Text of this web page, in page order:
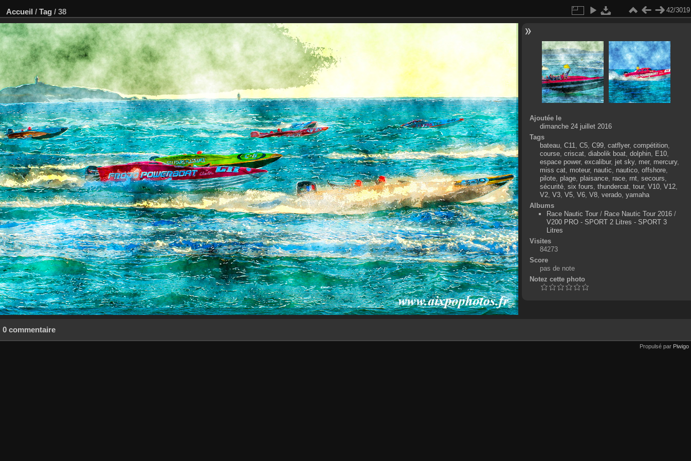
Accueil / Tag / 38 42/3019
Ajoutée le
dimanche 24 juillet 2016
Tags
bateau, C11, C5, C99, catflyer, compétition,
course, criscat, diabolik boat, dolphin, E10,
espace power, excalibur, jet sky, mer, mercury,
miss cat, moteur, nautic, nautico, offshore,
pilote, plage, plaisance, race, rnt, secours,
sécurité, six fours, thundercat, tour, V10, V12,
V2, V3, V5, V6, V8, verado, yamaha
Albums
Race Nautic Tour/ Race Nautic Tour 2016/
V200 PRO - SPORT 2 Litres - SPORT 3
Litres
Visites
84273
Score
pas de note
Notez cette photo
0 commentaire
Propulsé par Piwigo